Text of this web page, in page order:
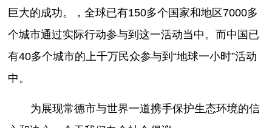
巨大的成功。，全球已有150多个国家和地区7000多
个城市通过实际行动参与到这一活动当中。而中国已
有40多个城市的上千万民众参与到“地球一小时”活动
中。
为展现常德市与世界一道携手保护生态环境的信